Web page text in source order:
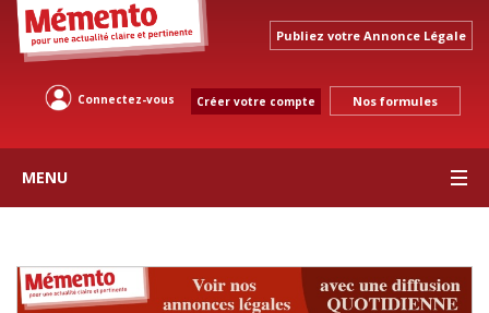
Publiez votre Annonce Légale
Connectez-vous Créer votre compte Nos formules
MENU